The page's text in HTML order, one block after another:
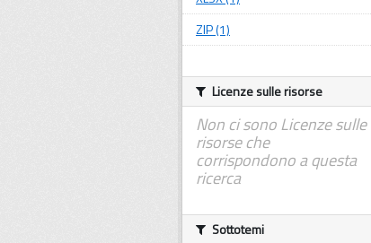
ZIP (1)
Licenze sulle risorse
Non ci sono Licenze sulle
risorse che
corrispondono a questa
ricerca
Sottotemi